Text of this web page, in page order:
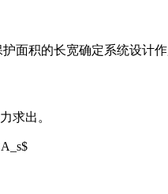
面积的长宽确定系统设计
求出。